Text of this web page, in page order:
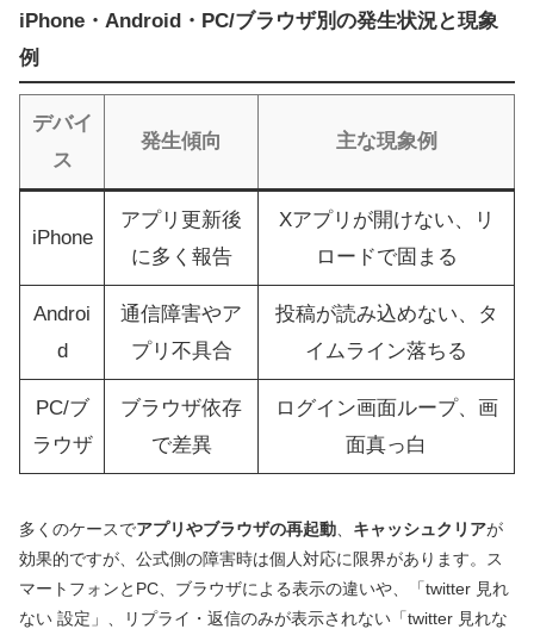
iPhone・Android・PC/ブラウザ別の発生状況と現象
例
デバイ
ス
発生傾向 主な現象例
iPhone
アプリ更新後
に多く報告
Xアプリが開けない、リ
ロードで固まる
Androi
d
通信障害やア
プリ不具合
投稿が読み込めない、タ
イムライン落ちる
PC/ブ
ラウザ
ブラウザ依存
で差異
ログイン画面ループ、画
面真っ白
多くのケースでアプリやブラウザの再起動 キャッシュクリアが
効果的ですが、公式側の障害時は個人対応に限界があります。ス
マートフォンとPC、ブラウザによる表示の違いや、「twitter 見れ
ない 設定」、リプライ・返信のみが表示されない「twitter 見れな